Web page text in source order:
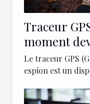
Traceur
moment
Le traceur GPS
espion est un